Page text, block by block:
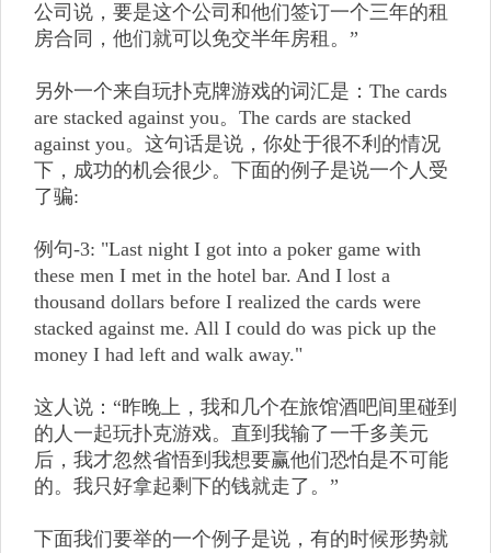
公司说，要是这个公司和他们签订一个三年的租
房合同，他们就可以免交半年房租。”
另外一个来自玩扑克牌游戏的词汇是：The cards
are stacked against you。The cards are stacked
against you。这句话是说，你处于很不利的情况
下，成功的机会很少。下面的例子是说一个人受
了骗:
例句-3: "Last night I got into a poker game with
these men I met in the hotel bar. And I lost a
thousand dollars before I realized the cards were
stacked against me. All I could do was pick up the
money I had left and walk away."
这人说：“昨晚上，我和几个在旅馆酒吧间里碰到
的人一起玩扑克游戏。直到我输了一千多美元
后，我才忽然省悟到我想要赢他们恐怕是不可能
的。我只好拿起剩下的钱就走了。”
下面我们要举的一个例子是说，有的时候形势就